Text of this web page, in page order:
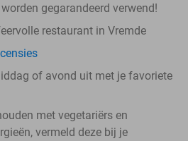
gegarandeerd verwend!
restaurant in Vremde
of avond uit met je favoriete
met vegetariërs en
vermeld deze bij je